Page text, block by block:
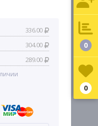
336.00
304.00
289.00
0
0